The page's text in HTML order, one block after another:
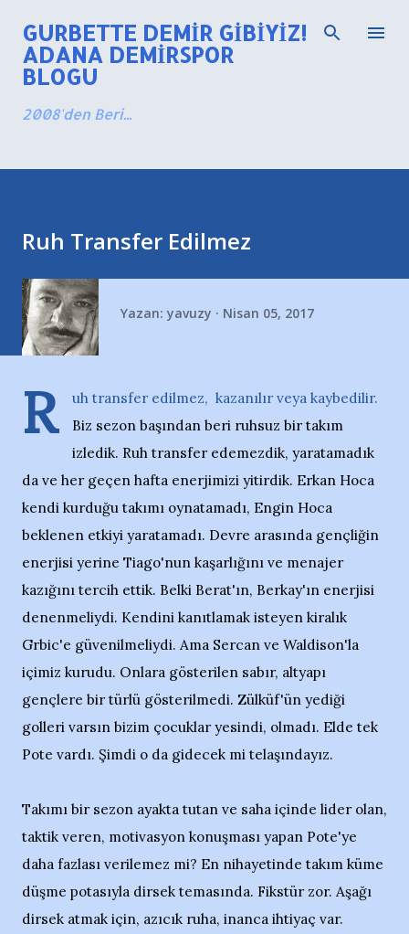
Ana içeriğe atla
GURBETTE DEMIR GIBIYIZ!
ADANA DEMIRSPOR
BLOGU
2008'den Beri...
Ruh Transfer Edilmez
Yazan: yavuzy Nisan 05, 2017
R
uh transfer edilmez, kazanılır veya kaybedilir.
Biz sezon başından beri ruhsuz bir takım
izledik. Ruh transfer edemezdik, yaratamadık
da ve her geçen hafta enerjimizi yitirdik. Erkan Hoca
kendi kurduğu takımı oynatamadı, Engin Hoca
beklenen etkiyi yaratamadı. Devre arasında gençliğin
enerjisi yerine Tiago'nun kaşarlığını ve menajer
kazığını tercih ettik. Belki Berat'ın, Berkay'ın enerjisi
denenmeliydi. Kendini kanıtlamak isteyen kiralık
Grbic'e güvenilmeliydi. Ama Sercan ve Waldison'la
içimiz kurudu. Onlara gösterilen sabır, altyapı
gençlere bir türlü gösterilmedi. Zülküf'ün yediği
golleri varsın bizim çocuklar yesindi, olmadı. Elde tek
Pote vardı. Şimdi o da gidecek mi telaşındayız.
Takımı bir sezon ayakta tutan ve saha içinde lider olan,
taktik veren, motivasyon konuşması yapan Pote'ye
daha fazlası verilemez mi? En nihayetinde takım küme
düşme potasıyla dirsek temasında. Fikstür zor. Aşağı
dirsek atmak için, azıcık ruha, inanca ihtiyaç var.